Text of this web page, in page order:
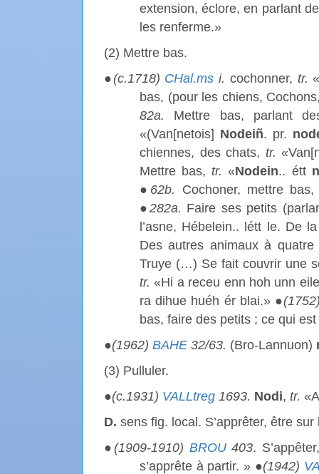
extension, éclore, en parlant
les renferme.»
(2) Mettre bas.
●(c.1718) CHal.ms i. cochonner, tr.
bas, (pour les chiens,
82a. Mettre bas, parlant
«(Van[netois] Nodeiñ. pr.
chiennes, des chats, tr.
Mettre bas,tr.«Nodein.. étt
● 62b.
Cochoner, mettre
● 282a. Faire ses petits
l’asne, Hébelein.. létt le. De
Des autres animaux à
Truye (…) Se fait couvrir une
tr. «Hi a receu enn hoh unn
ra dihue huéh ér blai.» ●
bas, faire des petits ; ce qui
●(1962) BAHE 32/63. (Bro-Lannuon)
(3) Pulluler.
●(c.1931) VALLtreg 1693. Nodi, tr.
D. sens fig. local. S’apprêter, être
● (1909-1910) BROU403.
s’apprête à partir. » ●(1942)